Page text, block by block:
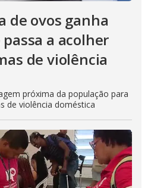
de ovos ganha
a acolher
de violência
próxima da população para
de violência doméstica